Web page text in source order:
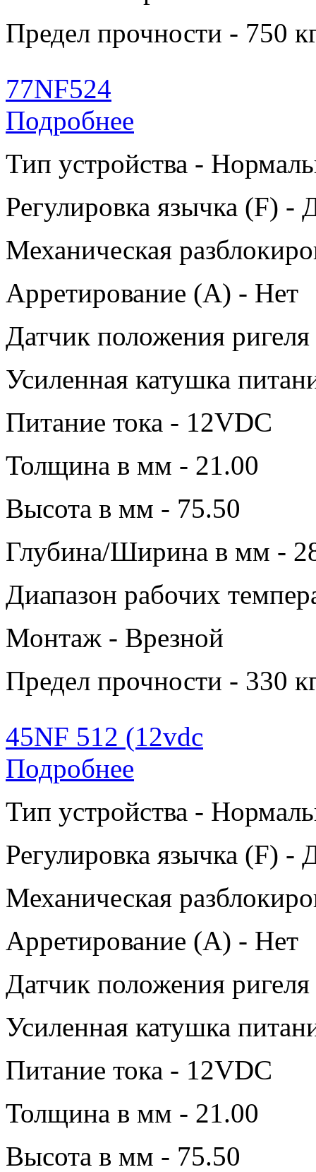
Предел прочности - 750
77NF524
Подробнее
Тип устройства -
Регулировка язычка (F) -
Механическая
Арретирование (A) - Нет
Датчик положения
Усиленная катушка
Питание тока - 12VDC
Толщина в мм - 21.00
Высота в мм - 75.50
Глубина/Ширина в мм -
Диапазон рабочих
Монтаж - Врезной
Предел прочности - 330
45NF 512 (12vdc
Подробнее
Тип устройства -
Регулировка язычка (F) -
Механическая
Арретирование (A) - Нет
Датчик положения
Усиленная катушка
Питание тока - 12VDC
Толщина в мм - 21.00
Высота в мм - 75.50